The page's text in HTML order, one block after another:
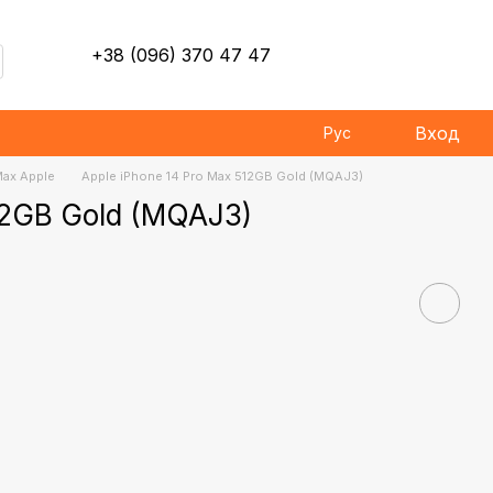
+38 (096) 370 47 47
Рус Вход
Apple Apple iPhone 14 Pro Max 512GB Gold (MQAJ3)
Gold (MQAJ3)